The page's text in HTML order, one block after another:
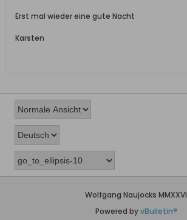
Erst mal wieder eine gute Nacht
Karsten
Wolfgang Naujocks MMXXVI
Powered byvBulletin®